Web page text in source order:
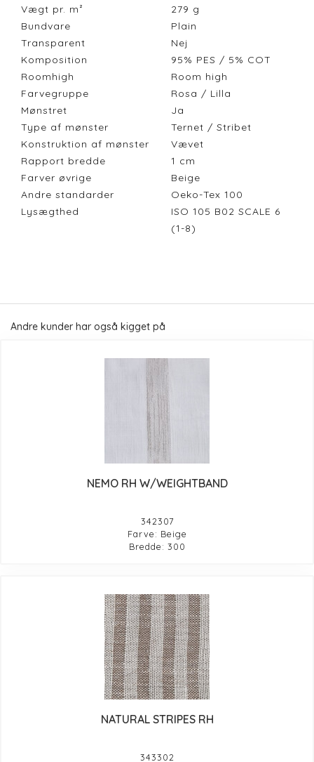
Vægt pr. m²
279 g
Bundvare
Plain
Transparent
Nej
Komposition
95% PES / 5% COT
Roomhigh
Room high
Farvegruppe
Rosa / Lilla
Mønstret
Ja
Type af mønster
Ternet / Stribet
Konstruktion af mønster
Vævet
Rapport bredde
1 cm
Farver øvrige
Beige
Andre standarder
Oeko-Tex 100
Lysægthed
ISO 105 B02 SCALE 6
(1-8)
Andre kunder har også kigget på
NEMO RH W/WEIGHTBAND
342307
Farve: Beige
Bredde: 300
NATURAL STRIPES RH
343302